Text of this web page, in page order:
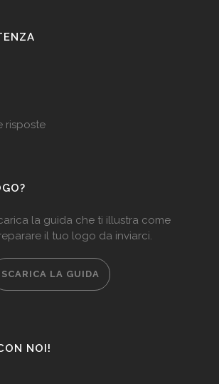
risposte
la guida che ti illustra come
il tuo logo da inviarci.
SCARICA LA GUIDA
NOI!